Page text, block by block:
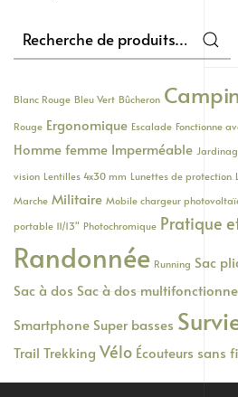
Recherche
pour :
Blanc Rouge Bleu Vert Bûcheron
Rouge Ergonomique Escalade Fonctionne
Homme femme Imperméable
vision Lentilles 4x30 mm Lunettes de protection
Marche Militaire Mobile chargeur
portable 11/13" Photochromique Pratique
Randonnée Running Sac
Sac à dos Sac à dos
Smartphone Super basses
Trail Trekking Vélo Écouteurs sans